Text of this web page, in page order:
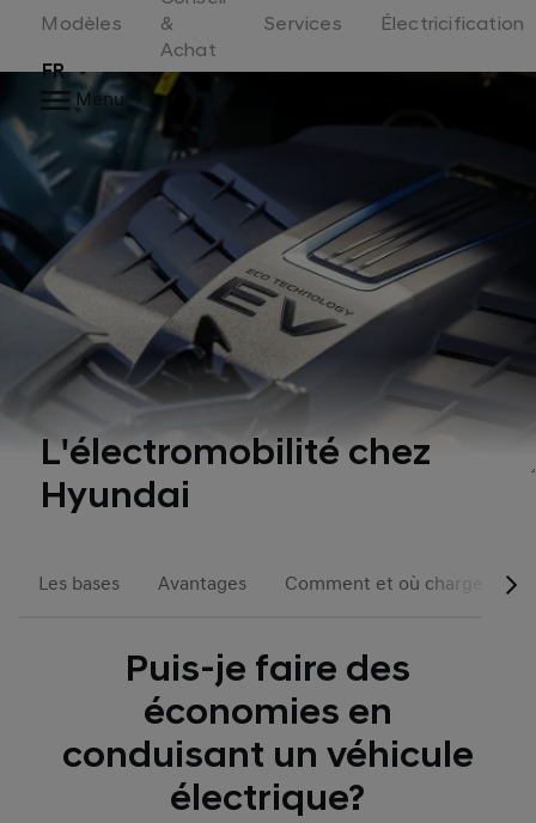
Switzerland
Modèles
&
Achat
Services Électricification
FR
Menu
L'électromobilité chez
Hyundai
Les bases Avantages Comment et où charger
Puis-je faire des
économies en
conduisant un véhicule
électrique?